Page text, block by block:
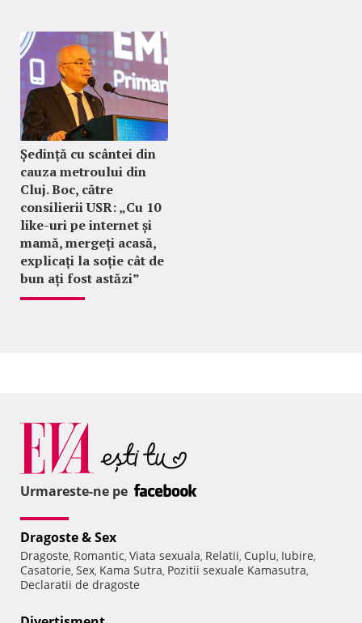
Ședință cu scântei din
cauza metroului din
Cluj. Boc, către
consilierii USR: „Cu 10
like-uri pe internet și
mamă, mergeți acasă,
explicați la soție cât de
bun ați fost astăzi”
Urmareste-ne pe
Dragoste & Sex
Dragoste, Romantic, Viata sexuala, Relatii, Cuplu, Iubire,
Casatorie, Sex, Kama Sutra, Pozitii sexuale Kamasutra,
Declaratii de dragoste